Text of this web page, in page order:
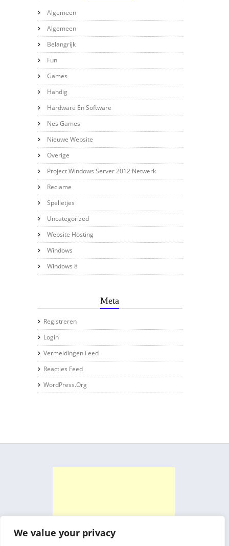
We value your privacy
Algemeen
Algemeen
Belangrijk
Fun
Games
Handig
Hardware En Software
Nes Games
Nieuwe Website
Overige
Project Windows Server 2012 Netwerk
Reclame
Spelletjes
Uncategorized
Website Hosting
Windows
Windows 8
Meta
Registreren
Login
Vermeldingen Feed
Reacties Feed
WordPress.org